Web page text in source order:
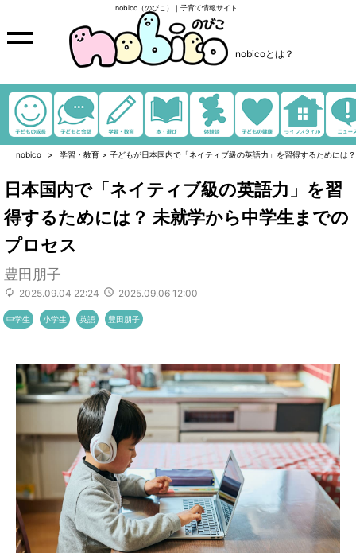
nobico（のびこ）｜子育て情報サイト
nobicoとは？
nobico 学習・教育 > 子どもが日本国内で「ネイティブ級の英語力」を習得するためには？
日本国内で「ネイティブ級の英語力」を習
得するためには？ 未就学から中学生までの
プロセス
豊田朋子
2025.09.04 22:24 2025.09.06 12:00
中学生 小学生 英語 豊田朋子